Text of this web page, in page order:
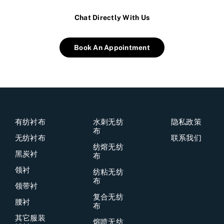
Chat Directly With Us
Book An Appointment
有纺衬布
无纺衬布
黑炭衬
领衬
领带衬
腰衬
其它服装
水刺无纺
布
纺熔无纺
布
纺粘无纺
布
复合无纺
布
熔喷无纺
隐私政策
联系我们